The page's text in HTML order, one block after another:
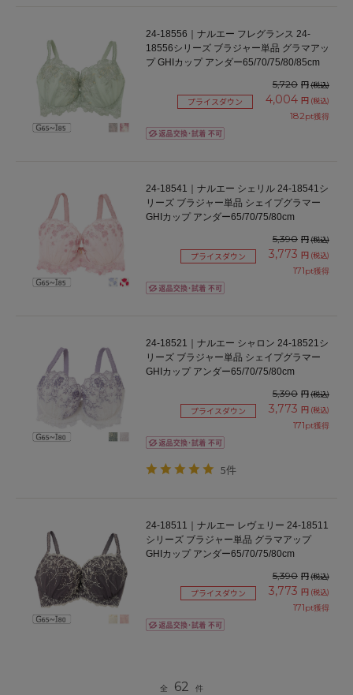
24-18556｜ナルエー フレグランス 24-
18556シリーズ ブラジャー単品 グラマアッ
プ GHIカップ アンダー65/70/75/80/85cm
5,720 円(税込)
プライスダウン 4,004 円 (税込)
182pt獲得
24-18541｜ナルエー シェリル 24-18541シ
リーズ ブラジャー単品 シェイプグラマー
GHIカップ アンダー65/70/75/80cm
5,390 円(税込)
プライスダウン 3,773 円 (税込)
171pt獲得
24-18521｜ナルエー シャロン 24-18521シ
リーズ ブラジャー単品 シェイプグラマー
GHIカップ アンダー65/70/75/80cm
5,390 円(税込)
プライスダウン 3,773 円 (税込)
171pt獲得
5件
24-18511｜ナルエー レヴェリー 24-18511
シリーズ ブラジャー単品 グラマアップ
GHIカップ アンダー65/70/75/80cm
5,390 円(税込)
プライスダウン 3,773 円 (税込)
171pt獲得
全 62 件